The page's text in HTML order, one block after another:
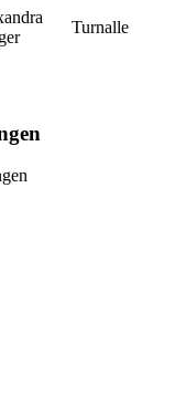
Turnalle